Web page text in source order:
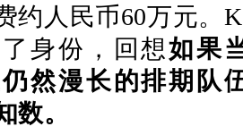
约人民币60万元。
身份，回想如果
然漫长的排期队
数。